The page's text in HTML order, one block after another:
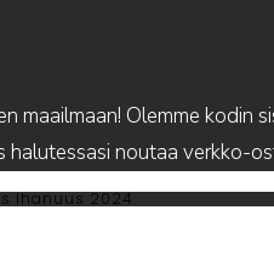
maailmaan! Olemme kodin
halutessasi noutaa verkko-
Ihanuus 2024